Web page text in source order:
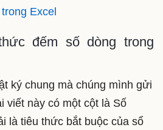
Excel
đếm số dòng trong
ký chung mà chúng mình gửi
viết này có một cột là Số
là tiêu thức bắt buộc của sổ